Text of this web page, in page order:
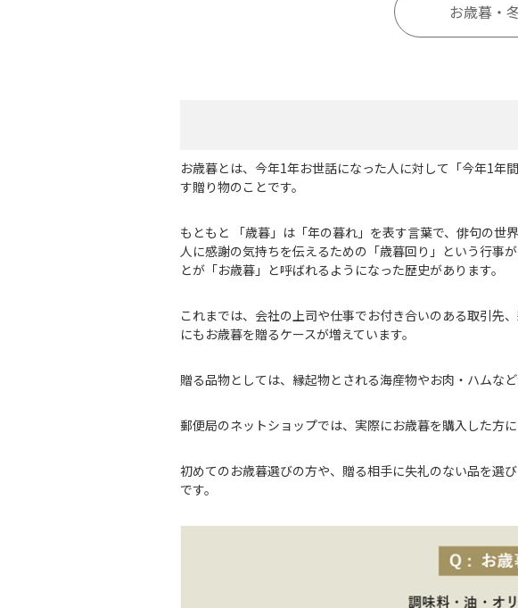
お歳暮・
お歳暮とは、今年1年お世話になった人に対して「今年1年
す贈り物のことです。
もともと 「歳暮」は「年の暮れ」を表す言葉で、俳句の世
人に感謝の気持ちを伝えるための「歳暮回り」という行事
とが「お歳暮」と呼ばれるようになった歴史があります。
これまでは、会社の上司や仕事でお付き合いのある取引先
にもお歳暮を贈るケースが増えています。
贈る品物としては、縁起物とされる海産物やお肉・ハムな
郵便局のネットショップでは、実際にお歳暮を購入した方
初めてのお歳暮選びの方や、贈る相手に失礼のない品を選
です。